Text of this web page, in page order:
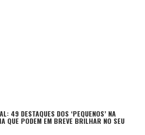
49 DESTAQUES DOS ‘PEQUENOS’ NA
QUE PODEM EM BREVE BRILHAR NO SEU